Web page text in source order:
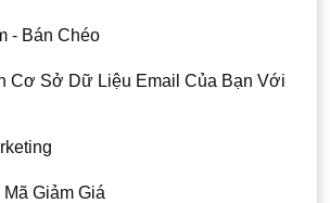
- Bán Chéo
Cơ Sở Dữ Liệu Email Của Bạn Với
Giảm Giá